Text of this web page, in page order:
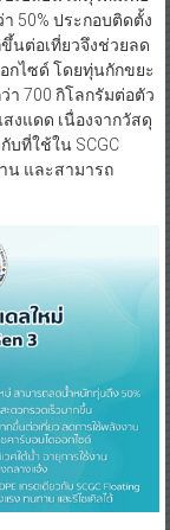
50% ประกอบติดตั้ง
นต่อเที่ยวจึงช่วยลด
กไซด์ โดยทุ่นกักขยะ
า 700 กิโลกรัมต่อตัว
งแดด เนื่องจากวัสดุ
บที่ใช้ใน SCGC
น และสามารถ